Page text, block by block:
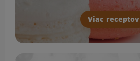
Viac receptov